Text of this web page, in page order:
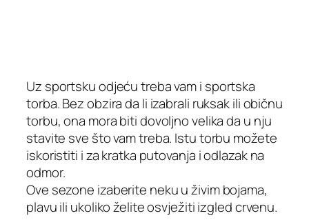
Uz sportsku odjeću treba vam i sportska
torba. Bez obzira da li izabrali ruksak ili običnu
torbu, ona mora biti dovoljno velika da u nju
stavite sve što vam treba. Istu torbu možete
iskoristiti i za kratka putovanja i odlazak na
odmor.
Ove sezone izaberite neku u živim bojama,
plavu ili ukoliko želite osvježiti izgled crvenu.